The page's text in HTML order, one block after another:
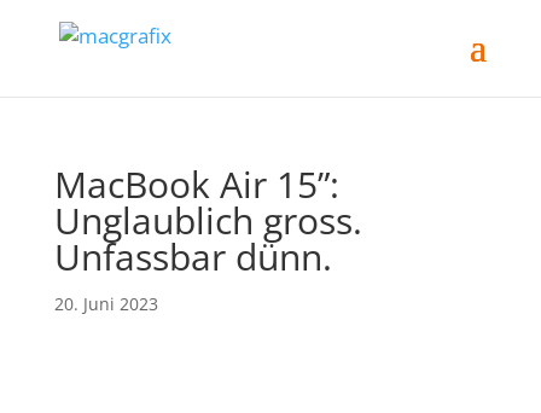
MacBook Air 15”:
Unglaublich gross.
Unfassbar dünn.
20. Juni 2023